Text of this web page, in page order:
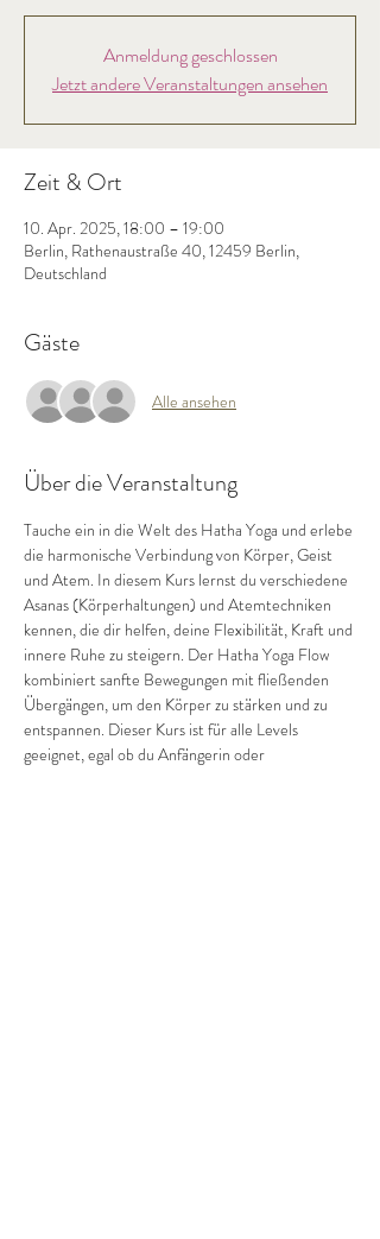
Anmeldung geschlossen
Jetzt andere Veranstaltungen ansehen
Zeit & Ort
10. Apr. 2025, 18:00 – 19:00
Berlin, Rathenaustraße 40, 12459 Berlin,
Deutschland
Gäste
Alle ansehen
Über die Veranstaltung
Tauche ein in die Welt des Hatha Yoga und erlebe
die harmonische Verbindung von Körper, Geist
und Atem. In diesem Kurs lernst du verschiedene
Asanas (Körperhaltungen) und Atemtechniken
kennen, die dir helfen, deine Flexibilität, Kraft und
innere Ruhe zu steigern. Der Hatha Yoga Flow
kombiniert sanfte Bewegungen mit fließenden
Übergängen, um den Körper zu stärken und zu
entspannen. Dieser Kurs ist für alle Levels
geeignet, egal ob du Anfängerin oder